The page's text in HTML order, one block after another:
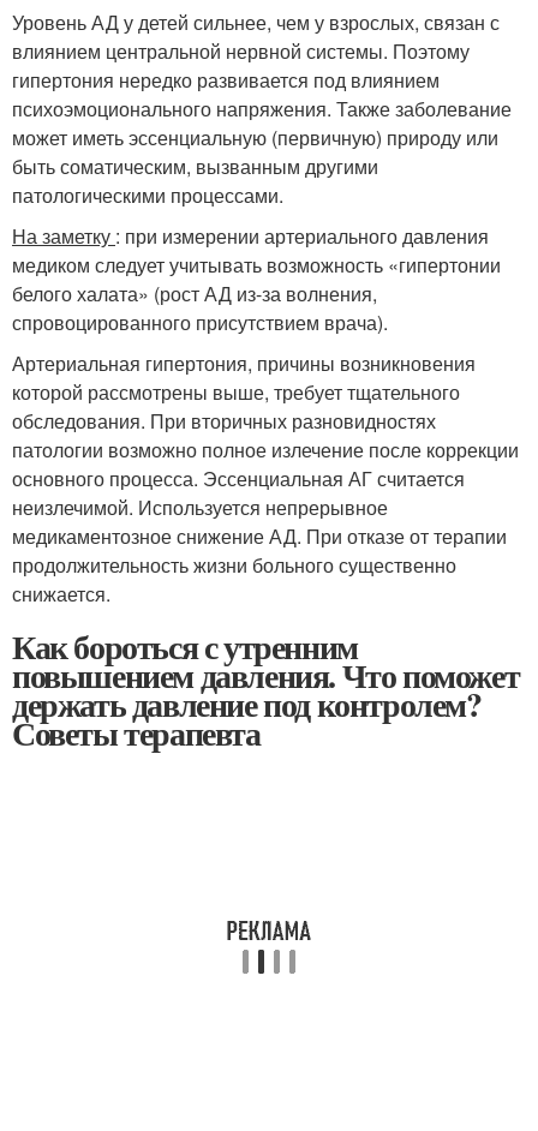
Уровень АД у детей сильнее, чем у взрослых, связан с
влиянием центральной нервной системы. Поэтому
гипертония нередко развивается под влиянием
психоэмоционального напряжения. Также заболевание
может иметь эссенциальную (первичную) природу или
быть соматическим, вызванным другими
патологическими процессами.
На заметку : при измерении артериального давления
медиком следует учитывать возможность «гипертонии
белого халата» (рост АД из-за волнения,
спровоцированного присутствием врача).
Артериальная гипертония, причины возникновения
которой рассмотрены выше, требует тщательного
обследования. При вторичных разновидностях
патологии возможно полное излечение после коррекции
основного процесса. Эссенциальная АГ считается
неизлечимой. Используется непрерывное
медикаментозное снижение АД. При отказе от терапии
продолжительность жизни больного существенно
снижается.
Как бороться с утренним
повышением давления. Что поможет
держать давление под контролем?
Советы терапевта